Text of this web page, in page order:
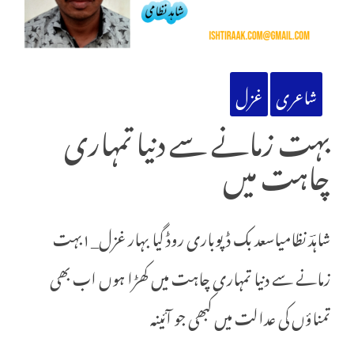
شاعری غزل
بہت زمانے سے دنیا تمہاری
چاہت میں
شاہدؔ نظامیاسعد بک ڈپوباری روڈ گیا بہار غزل_١بہت
زمانے سے دنیا تمہاری چاہت میں کھڑا ہوں اب بھی
تمناؤں کی عدالت میں کبھی جو آئینہ